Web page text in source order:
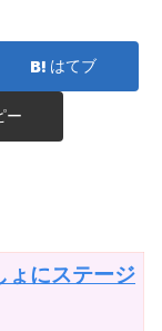
はてブ
ー
にステージ